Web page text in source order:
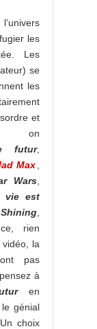
les
Les
se
les
et
on
futur,
Max
Wars
vie est
rien
la
pas
à
en
le génial
choix